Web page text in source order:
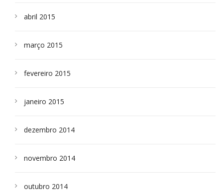
abril 2015
março 2015
fevereiro 2015
janeiro 2015
dezembro 2014
novembro 2014
outubro 2014